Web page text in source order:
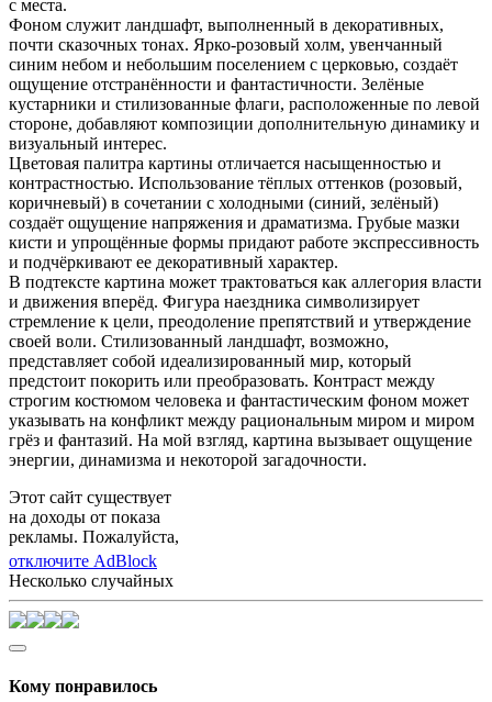
с места.
Фоном служит ландшафт, выполненный в декоративных,
почти сказочных тонах. Ярко-розовый холм, увенчанный
синим небом и небольшим поселением с церковью, создаёт
ощущение отстранённости и фантастичности. Зелёные
кустарники и стилизованные флаги, расположенные по левой
стороне, добавляют композиции дополнительную динамику и
визуальный интерес.
Цветовая палитра картины отличается насыщенностью и
контрастностью. Использование тёплых оттенков (розовый,
коричневый) в сочетании с холодными (синий, зелёный)
создаёт ощущение напряжения и драматизма. Грубые мазки
кисти и упрощённые формы придают работе экспрессивность
и подчёркивают ее декоративный характер.
В подтексте картина может трактоваться как аллегория власти
и движения вперёд. Фигура наездника символизирует
стремление к цели, преодоление препятствий и утверждение
своей воли. Стилизованный ландшафт, возможно,
представляет собой идеализированный мир, который
предстоит покорить или преобразовать. Контраст между
строгим костюмом человека и фантастическим фоном может
указывать на конфликт между рациональным миром и миром
грёз и фантазий. На мой взгляд, картина вызывает ощущение
энергии, динамизма и некоторой загадочности.
Этот сайт существует
на доходы от показа
рекламы. Пожалуйста,
отключите AdBlock
Несколько случайных
Кому понравилось